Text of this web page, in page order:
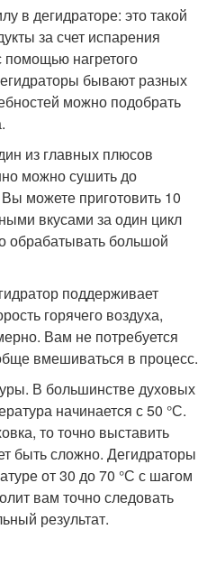
в дегидраторе: это такой
за счет испарения
нагретого
бывают разных
можно подобрать
из главных плюсов
можно сушить до
можете приготовить 10
вкусами за один цикл
обрабатывать большой
поддерживает
горячего воздуха,
Вам не потребуется
вмешиваться в процесс.
В большинстве духовых
начинается с 50 °С.
то точно выставить
быть сложно. Дегидраторы
от 30 до 70 °С с шагом
вам точно следовать
результат.